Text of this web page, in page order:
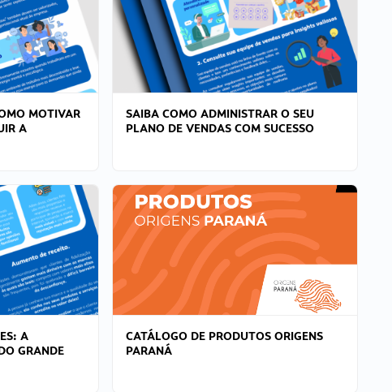
MOTIVAR
A
SAIBA COMO ADMINISTRAR O SEU
PLANO DE VENDAS COM SUCESSO
A
GRANDE
CATÁLOGO DE PRODUTOS ORIGENS
PARANÁ